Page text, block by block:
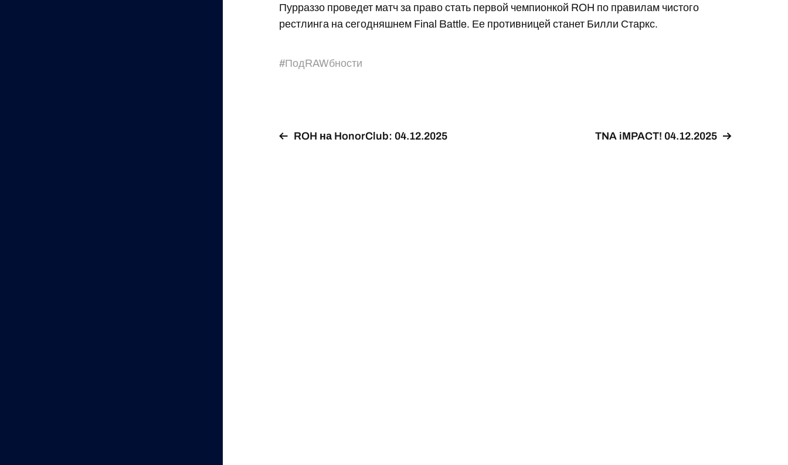
Пурраззо проведет матч за право стать первой чемпионкой ROH по правилам чистого
рестлинга на сегодняшнем Final Battle. Ее противницей станет Билли Старкс.
#ПодRAWбности
ROH на HonorClub: 04.12.2025 TNA iMPACT! 04.12.2025